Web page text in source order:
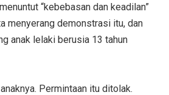
“kebebasan dan keadilan”
menyerang demonstrasi itu, dan
anak lelaki berusia 13 tahun
Permintaan itu ditolak.